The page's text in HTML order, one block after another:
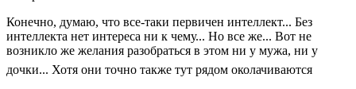
Конечно, думаю, что все-таки первичен интеллект... Без
интеллекта нет интереса ни к чему... Но все же... Вот не
возникло же желания разобраться в этом ни у мужа, ни у
дочки... Хотя они точно также тут рядом околачиваются